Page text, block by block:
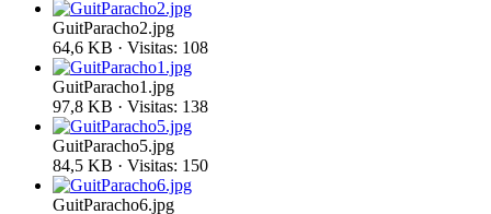
GuitParacho2.jpg
64,6 KB · Visitas: 108
GuitParacho1.jpg
97,8 KB · Visitas: 138
GuitParacho5.jpg
84,5 KB · Visitas: 150
GuitParacho6.jpg